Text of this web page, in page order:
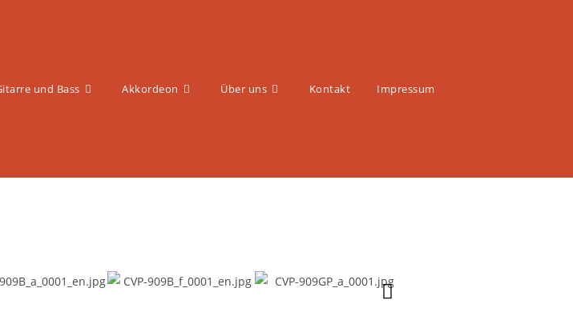
und Bass Akkordeon Über uns Kontakt Impressum